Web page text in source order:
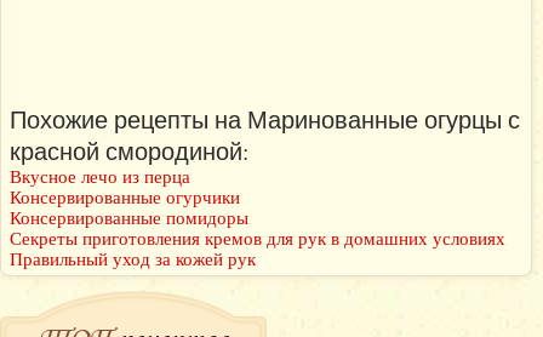
Похожие рецепты на Маринованные огурцы с
красной смородиной:
Вкусное лечо из перца
Консервированные огурчики
Консервированные помидоры
Секреты приготовления кремов для рук в домашних условиях
Правильный уход за кожей рук